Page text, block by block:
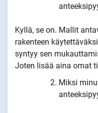
Kyllä, se on. Mallit
rakenteen
syntyy sen
Joten lisää aina omat
Miksi